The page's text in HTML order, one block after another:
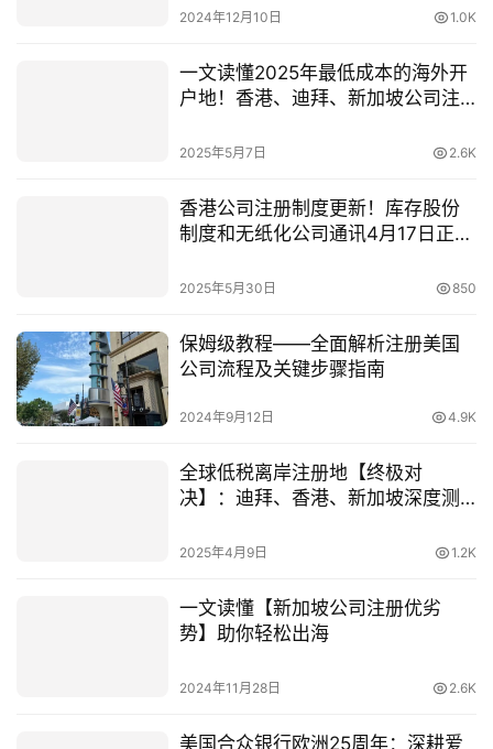
2024年12月10日 1.0K
一文读懂2025年最低成本的海外开
户地！香港、迪拜、新加坡公司注
2025年5月7日 2.6K
香港公司注册制度更新！库存股份
制度和无纸化公司通讯4月17日正式
2025年5月30日 850
保姆级教程——全面解析注册美国
公司流程及关键步骤指南
2024年9月12日 4.9K
全球低税离岸注册地【终极对
决】：迪拜、香港、新加坡深度测
2025年4月9日 1.2K
一文读懂【新加坡公司注册优劣
势】助你轻松出海
2024年11月28日 2.6K
美国合众银行欧洲25周年：深耕爱